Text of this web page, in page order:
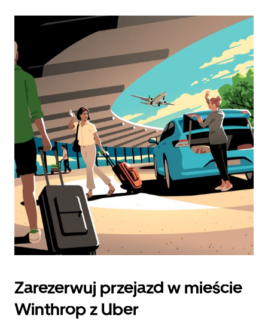
Zarezerwuj przejazd w mieście
Winthrop z Uber